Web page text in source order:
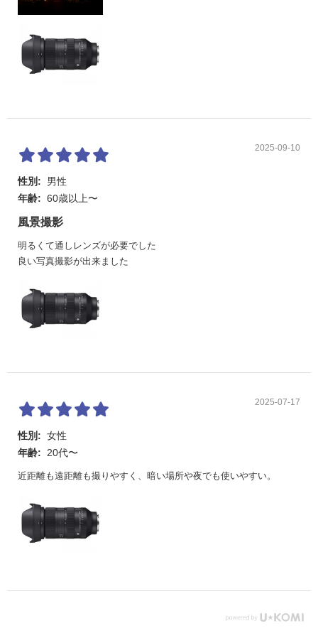
2025-09-10
性別:
男性
年齢: 60歳以上〜
風景撮影
明るくて通しレンズが必要でした
良い写真撮影が出来ました
2025-07-17
性別: 女性
年齢:
20代〜
近距離も遠距離も撮りやすく、暗い場所や夜でも使いやすい。